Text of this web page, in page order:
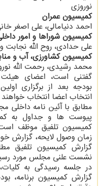
نوروزی
کمیسیون عمران
احمد دنیامالی، علی اصغر
کمیسیون شوراها و امور
علی حدادی، روح الله
کمیسیون کشاورزی، آب و
محمد رشیدی، رحمت الله
گفتنی است، اعضای هیئت
بودجه بعد از برگزاری
انتخاب اعضا انتخاب
مطابق با آئین نامه داخلی
پیوست ها و جداول به
کمیسیون تلفیق موظف
زمان وصول لایحه، گزارش
گزارش کمیسیون تلفیق
نشست علنی مجلس مورد
در جلسه رسیدگی به